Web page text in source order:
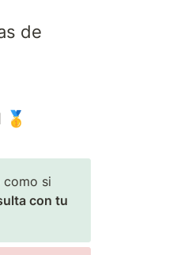
de
🥇
como si
con tu